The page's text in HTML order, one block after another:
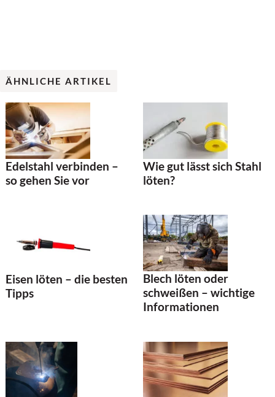
ÄHNLICHE ARTIKEL
Edelstahl verbinden –
so gehen Sie vor
Wie gut lässt sich Stahl
löten?
Eisen löten – die besten
Tipps
Blech löten oder
schweißen – wichtige
Informationen